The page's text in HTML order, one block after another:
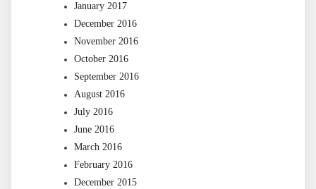
January 2017
December 2016
November 2016
October 2016
September 2016
August 2016
July 2016
June 2016
March 2016
February 2016
December 2015